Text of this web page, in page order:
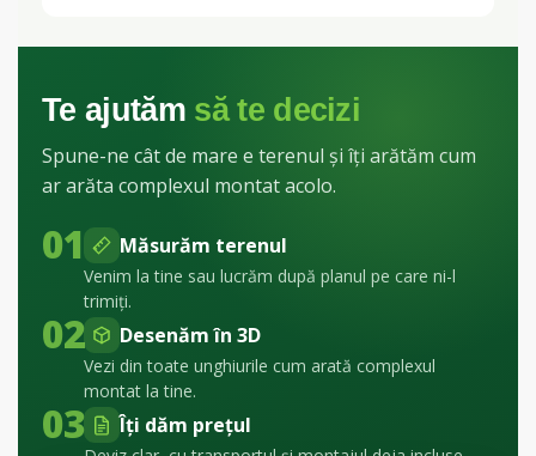
Te ajutăm să te decizi
Spune-ne cât de mare e terenul și îți arătăm cum
ar arăta complexul montat acolo.
01 Măsurăm terenul
Venim la tine sau lucrăm după planul pe care ni-l
trimiți.
02 Desenăm în 3D
Vezi din toate unghiurile cum arată complexul
montat la tine.
03 Îți dăm prețul